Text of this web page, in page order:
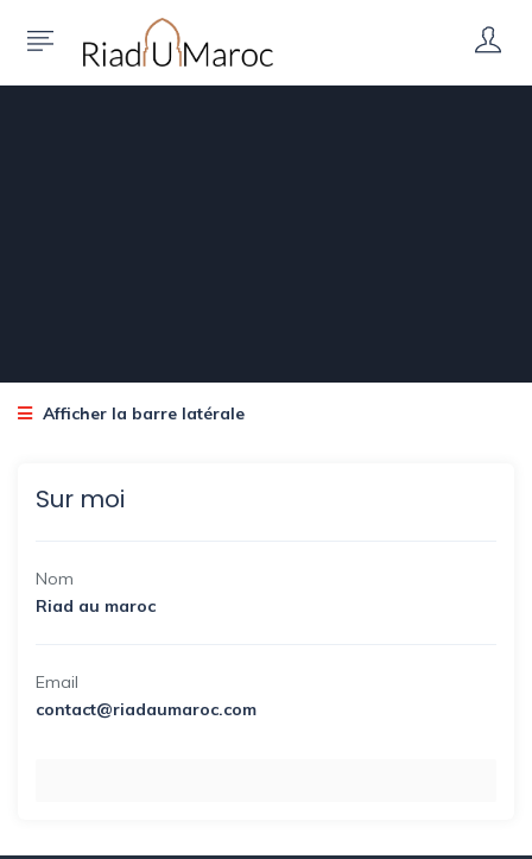
Afficher la barre latérale
Sur moi
Nom
Riad au maroc
Email
contact@riadaumaroc.com